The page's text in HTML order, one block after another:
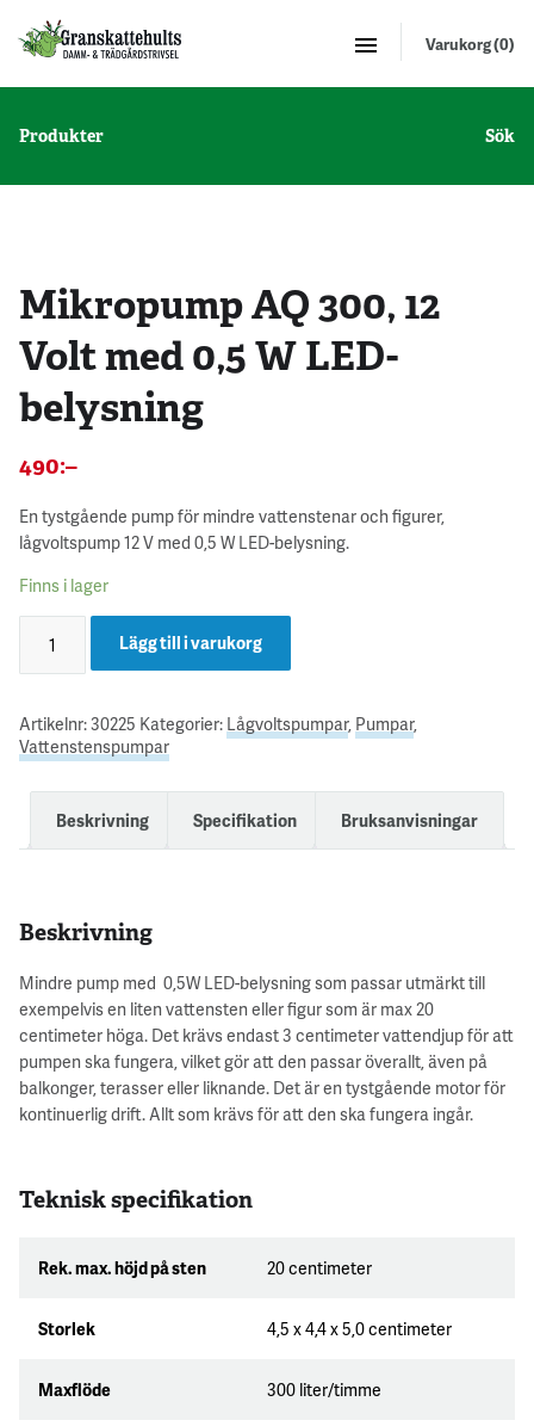
Varukorg (0)
Produkter Sök
Mikropump AQ 300, 12
Volt med 0,5 W LED-
belysning
490:–
En tystgående pump för mindre vattenstenar och figurer,
lågvoltspump 12 V med 0,5 W LED-belysning.
Finns i lager
Lägg till i varukorg
Artikelnr:30225 Kategorier: Lågvoltspumpar, Pumpar,
Vattenstenspumpar
Beskrivning Specifikation Bruksanvisningar
Beskrivning
Mindre pump med 0,5W LED-belysning som passar utmärkt till
exempelvis en liten vattensten eller figur som är max 20
centimeter höga. Det krävs endast 3 centimeter vattendjup för att
pumpen ska fungera, vilket gör att den passar överallt, även på
balkonger, terasser eller liknande. Det är en tystgående motor för
kontinuerlig drift. Allt som krävs för att den ska fungera ingår.
Teknisk specifikation
Rek. max. höjd på sten 20 centimeter
Storlek 4,5 x 4,4 x 5,0 centimeter
Maxflöde 300 liter/timme